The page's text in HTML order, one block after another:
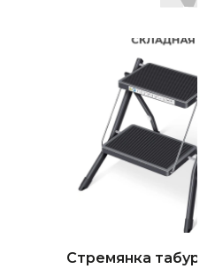
Стремянка